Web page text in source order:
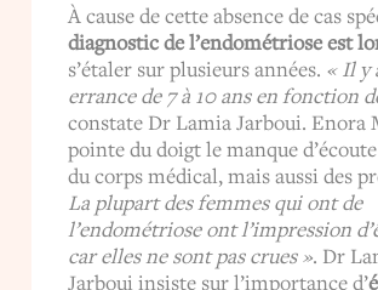
À cause de cette absence de cas
diagnostic de l’endométriose est
s’étaler sur plusieurs années. « Il y
errance de 7 à 10 ans en fonction
constate Dr Lamia Jarboui. Enora
pointe du doigt le manque
du corps médical, mais aussi des
La plupart des femmes qui ont de
l’endométriose ont l’impression
car elles ne sont pas crues ». Dr
Jarboui insiste sur l’importance d’